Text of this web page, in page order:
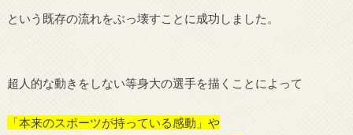
という既存の流れをぶっ壊すことに成功しました。
超人的な動きをしない等身大の選手を描くことによって
「本来のスポーツが持っている感動」や